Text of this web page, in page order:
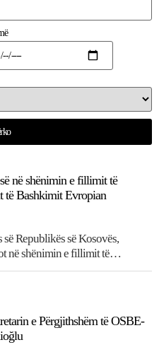
në shënimin e fillimit të
të Bashkimit Evropian
së Republikës së Kosovës,
në shënimin e fillimit të…
e Përgjithshëm të OSBE-